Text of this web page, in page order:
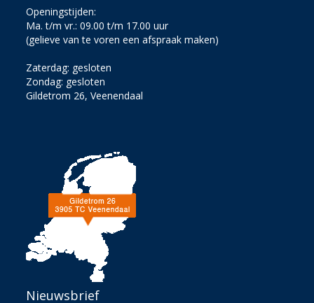
Openingstijden:
Ma. t/m vr.: 09.00 t/m 17.00 uur
(gelieve van te voren een afspraak maken)
Zaterdag: gesloten
Zondag: gesloten
Gildetrom 26, Veenendaal
Nieuwsbrief